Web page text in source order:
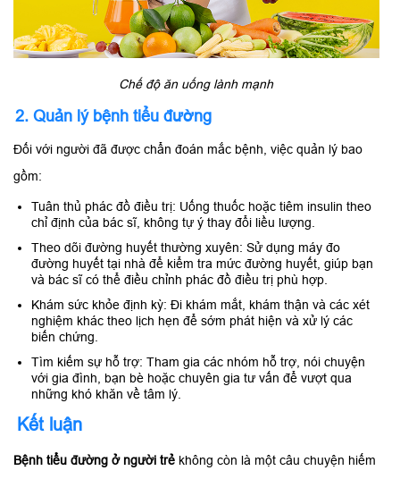
Chế độ ăn uống lành mạnh
2. Quản lý bệnh tiểu đường
Đối với người đã được chẩn đoán mắc bệnh, việc quản lý bao
gồm:
Tuân thủ phác đồ điều trị: Uống thuốc hoặc tiêm insulin theo
chỉ định của bác sĩ, không tự ý thay đổi liều lượng.
Theo dõi đường huyết thường xuyên: Sử dụng máy đo
đường huyết tại nhà để kiểm tra mức đường huyết, giúp bạn
và bác sĩ có thể điều chỉnh phác đồ điều trị phù hợp.
Khám sức khỏe định kỳ: Đi khám mắt, khám thận và các xét
nghiệm khác theo lịch hẹn để sớm phát hiện và xử lý các
biến chứng.
Tìm kiếm sự hỗ trợ: Tham gia các nhóm hỗ trợ, nói chuyện
với gia đình, bạn bè hoặc chuyên gia tư vấn để vượt qua
những khó khăn về tâm lý.
Kết luận
Bệnh tiểu đường ở người trẻ không còn là một câu chuyện hiếm